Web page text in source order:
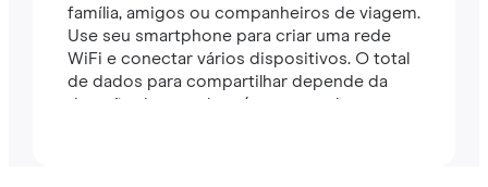
família, amigos ou companheiros de viagem.
Use seu smartphone para criar uma rede
WiFi e conectar vários dispositivos. O total
de dados para compartilhar depende da
duração do seu plano (por exemplo, um